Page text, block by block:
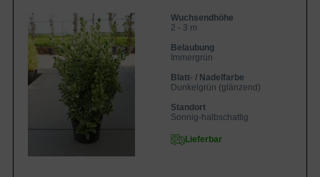
Wuchsendhöhe
2 - 3 m
Belaubung
Immergrün
Blatt- / Nadelfarbe
Dunkelgrün (glänzend)
Standort
Sonnig-halbschattig
Lieferbar